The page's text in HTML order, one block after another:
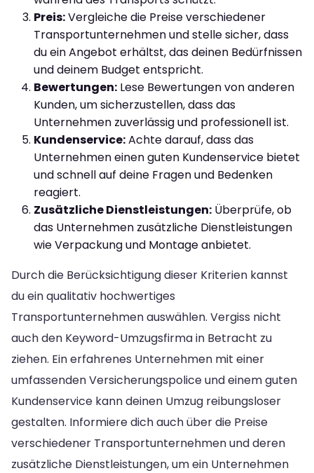
Preis:Vergleiche die Preise verschiedener
Transportunternehmen und stelle sicher, dass
du ein Angebot erhältst, das deinen Bedürfnissen
und deinem Budget entspricht.
Bewertungen: Lese Bewertungen von anderen
Kunden, um sicherzustellen, dass das
Unternehmen zuverlässig und professionell ist.
Kundenservice:Achte darauf, dass das
Unternehmen einen guten Kundenservice bietet
und schnell auf deine Fragen und Bedenken
reagiert.
Zusätzliche Dienstleistungen: Überprüfe, ob
das Unternehmen zusätzliche Dienstleistungen
wie Verpackung und Montage anbietet.
Durch die Berücksichtigung dieser Kriterien kannst
du ein qualitativ hochwertiges
Transportunternehmen auswählen. Vergiss nicht
auch den Keyword-Umzugsfirma in Betracht zu
ziehen. Ein erfahrenes Unternehmen mit einer
umfassenden Versicherungspolice und einem guten
Kundenservice kann deinen Umzug reibungsloser
gestalten. Informiere dich auch über die Preise
verschiedener Transportunternehmen und deren
zusätzliche Dienstleistungen, um ein Unternehmen